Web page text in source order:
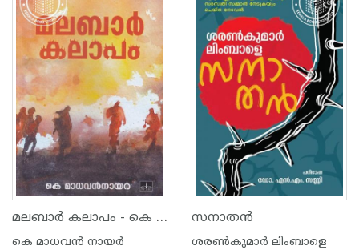
മലബാര്‍ കലാപം - കെ മാധവന്‍
കെ മാധവന്‍ നായര്‍
സനാതൻ
ശരണ്‍കുമാര്‍ ലിംബാളെ